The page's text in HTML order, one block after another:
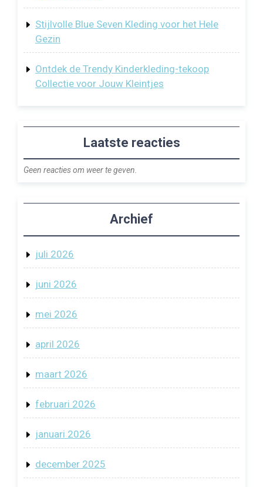
Stijlvolle Blue Seven Kleding voor het Hele
Gezin
Ontdek de Trendy Kinderkleding-tekoop
Collectie voor Jouw Kleintjes
Laatste reacties
Geen reacties om weer te geven.
Archief
juli 2026
juni 2026
mei 2026
april 2026
maart 2026
februari 2026
januari 2026
december 2025